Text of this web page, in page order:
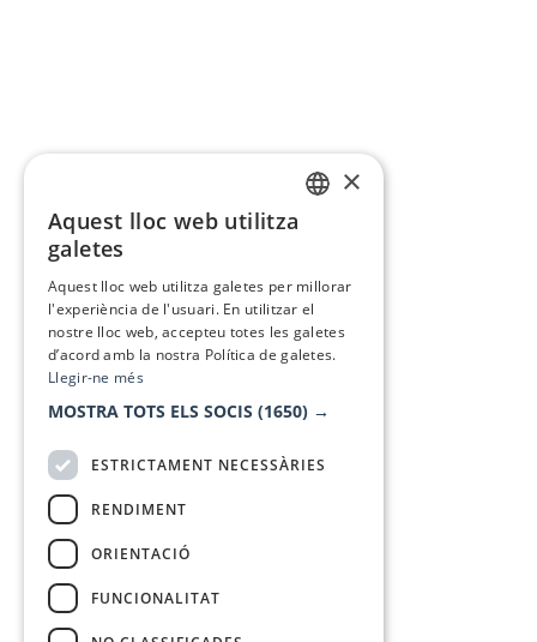
×
Aquest lloc web utilitza
galetes
Aquest lloc web utilitza galetes per millorar
l'experiència de l'usuari. En utilitzar el
nostre lloc web, accepteu totes les galetes
d’acord amb la nostra Política de galetes.
Llegir-ne més
MOSTRA TOTS ELS SOCIS (1650) →
ESTRICTAMENT NECESSÀRIES
RENDIMENT
ORIENTACIÓ
FUNCIONALITAT